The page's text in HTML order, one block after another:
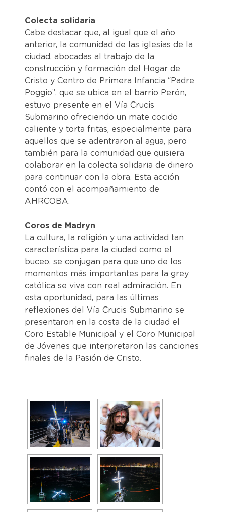
Colecta solidaria
Cabe destacar que, al igual que el año
anterior, la comunidad de las iglesias de la
ciudad, abocadas al trabajo de la
construcción y formación del Hogar de
Cristo y Centro de Primera Infancia “Padre
Poggio”, que se ubica en el barrio Perón,
estuvo presente en el Vía Crucis
Submarino ofreciendo un mate cocido
caliente y torta fritas, especialmente para
aquellos que se adentraron al agua, pero
también para la comunidad que quisiera
colaborar en la colecta solidaria de dinero
para continuar con la obra. Esta acción
contó con el acompañamiento de
AHRCOBA.
Coros de Madryn
La cultura, la religión y una actividad tan
característica para la ciudad como el
buceo, se conjugan para que uno de los
momentos más importantes para la grey
católica se viva con real admiración. En
esta oportunidad, para las últimas
reflexiones del Vía Crucis Submarino se
presentaron en la costa de la ciudad el
Coro Estable Municipal y el Coro Municipal
de Jóvenes que interpretaron las canciones
finales de la Pasión de Cristo.